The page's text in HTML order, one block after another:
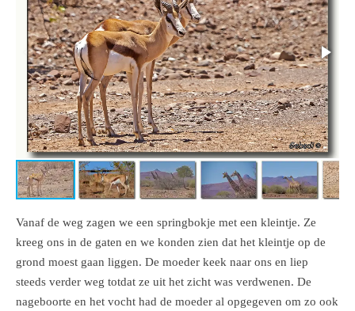
Vanaf de weg zagen we een springbokje met een kleintje. Ze
kreeg ons in de gaten en we konden zien dat het kleintje op de
grond moest gaan liggen. De moeder keek naar ons en liep
steeds verder weg totdat ze uit het zicht was verdwenen. De
nageboorte en het vocht had de moeder al opgegeven om zo ook